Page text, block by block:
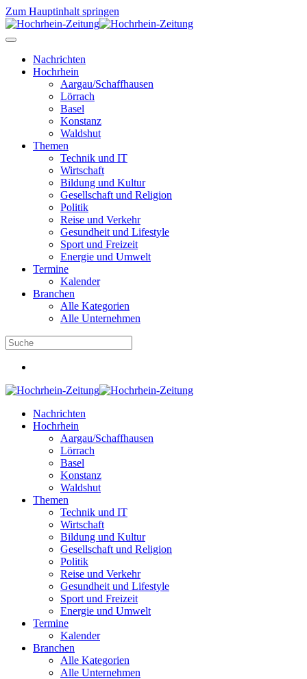
Zum Hauptinhalt springen
Nachrichten
Hochrhein
Aargau/Schaffhausen
Lörrach
Basel
Konstanz
Waldshut
Themen
Technik und IT
Wirtschaft
Bildung und Kultur
Gesellschaft und Religion
Politik
Reise und Verkehr
Gesundheit und Lifestyle
Sport und Freizeit
Energie und Umwelt
Termine
Kalender
Branchen
Alle Kategorien
Alle Unternehmen
Nachrichten
Hochrhein
Aargau/Schaffhausen
Lörrach
Basel
Konstanz
Waldshut
Themen
Technik und IT
Wirtschaft
Bildung und Kultur
Gesellschaft und Religion
Politik
Reise und Verkehr
Gesundheit und Lifestyle
Sport und Freizeit
Energie und Umwelt
Termine
Kalender
Branchen
Alle Kategorien
Alle Unternehmen